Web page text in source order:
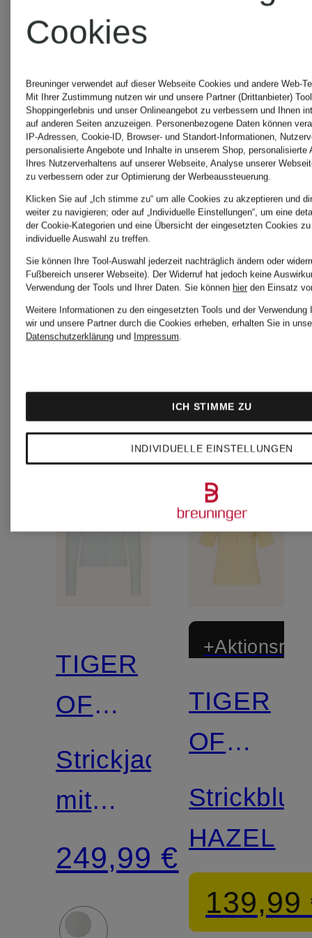
Pullover
119,99 €
Bestpreis:
101,99 €
Ursprünglich:
199,99 €
249,99 €
TIGER
OF
SWEDEN
Strickjacke
mit
Mohair
249,99 €
TIGER
OF
SWEDEN
HAZEL
139,99
Cookies
Breuninger verwendet auf dieser Webseite Cookies und andere Web-
Mit Ihrer Zustimmung nutzen wir und unsere Partner (Drittanbieter)
Shoppingerlebnis und unser Onlineangebot zu verbessern und Ihnen
auf anderen Seiten anzuzeigen. Personenbezogene Daten können
IP-Adressen, Cookie-ID, Browser- und Standort-Informationen,
personalisierte Angebote und Inhalte in unserem Shop, personalisierte
Ihres Nutzerverhaltens auf unserer Webseite, Analyse unserer
zu verbessern oder zur Optimierung der Werbeaussteuerung.
Klicken Sie auf „Ich stimme zu“ um alle Cookies zu akzeptieren und
weiter zu navigieren; oder auf „Individuelle Einstellungen“, um eine
der Cookie-Kategorien und eine Übersicht der eingesetzten Cookies
individuelle Auswahl zu treffen.
Sie können Ihre Tool-Auswahl jederzeit nachträglich ändern oder
Fußbereich unserer Webseite). Der Widerruf hat jedoch keine
Verwendung der Tools und Ihrer Daten. Sie können hier den Einsatz
Weitere Informationen zu den eingesetzten Tools und der Verwendung
wir und unsere Partner durch die Cookies erheben, erhalten Sie in
Datenschutzerklärung und Impressum.
INDIVIDUELLE EINSTELLUNGEN
ICH STIMME ZU